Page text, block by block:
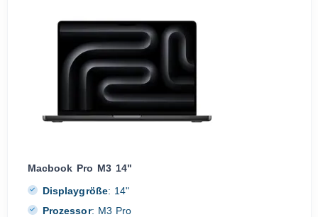
Macbook Pro M3 14"
Displaygröße: 14"
Prozessor: M3 Pro